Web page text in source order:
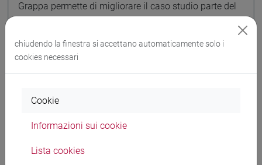
Grappa permette di migliorare il caso studio parte del
Dott.ssa Mara Pistellato, per l’importo di euro 2.281,40
(IVA inclusa). Progetto contabile
Documenti collegati al
chiudendo la finestra si accettano automaticamente solo i
cookies necessari
Cookie
Informazioni sui cookie
Lista cookies